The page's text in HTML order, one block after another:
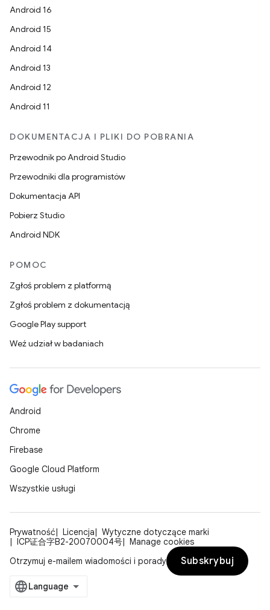
Android 16
Android 15
Android 14
Android 13
Android 12
Android 11
DOKUMENTACJA I PLIKI DO POBRANIA
Przewodnik po Android Studio
Przewodniki dla programistów
Dokumentacja API
Pobierz Studio
Android NDK
POMOC
Zgłoś problem z platformą
Zgłoś problem z dokumentacją
Google Play support
Weź udział w badaniach
Android
Chrome
Firebase
Google Cloud Platform
Wszystkie usługi
Prywatność Licencja
Wytyczne dotyczące marki
ICP证合字B2-20070004号
Manage cookies
Otrzymuj e-mailem wiadomości i porady
Subskrybuj